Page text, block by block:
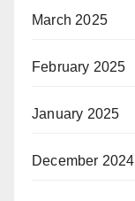
March 2025
February 2025
January 2025
December 2024